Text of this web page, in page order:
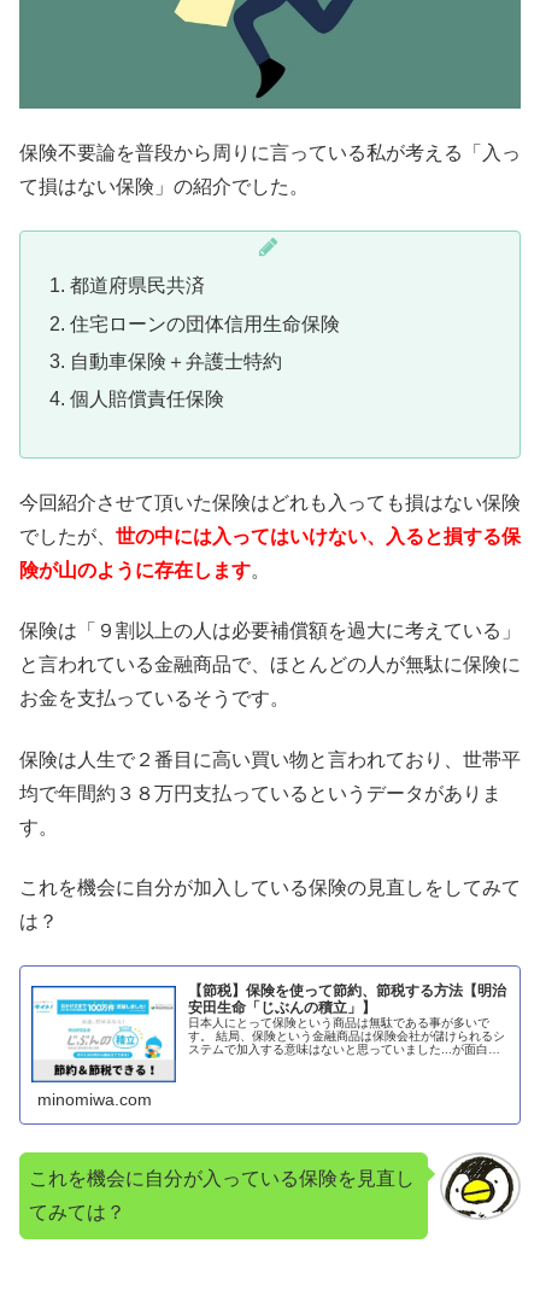
保険不要論を普段から周りに言っている私が考える「入っ
て損はない保険」の紹介でした。
都道府県民共済
住宅ローンの団体信用生命保険
自動車保険＋弁護士特約
個人賠償責任保険
今回紹介させて頂いた保険はどれも入っても損はない保険
でしたが、 世の中には入ってはいけない、入ると損する保
険が山のように存在します。
保険は「９割以上の人は必要補償額を過大に考えている」
と言われている金融商品で、ほとんどの人が無駄に保険に
お金を支払っているそうです。
保険は人生で２番目に高い買い物と言われており、世帯平
均で年間約３８万円支払っているというデータがありま
す。
これを機会に自分が加入している保険の見直しをしてみて
は？
【節税】保険を使って節約、節税する方法【明治
安田生命「じぶんの積立」】
日本人にとって保険という商品は無駄である事が多いで
す。 結局、保険という金融商品は保険会社が儲けられるシ
ステムで加入する意味はないと思っていました...が面白い
minomiwa.com
これを機会に自分が入っている保険を見直し
てみては？